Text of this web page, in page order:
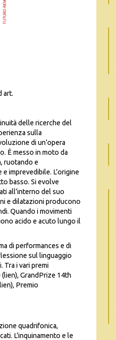
art.
delle ricerche del
sulla
di un’opera
È messo in moto da
ruotando e
imprevedibile. L’origine
basso. Si evolve
all’interno del suo
e dilatazioni producono
Quando i movimenti
acido e acuto lungo il
di performances e di
sul linguaggio
i vari premi
GrandPrize 14th
Premio
quadrifonica,
L’inquinamento e le